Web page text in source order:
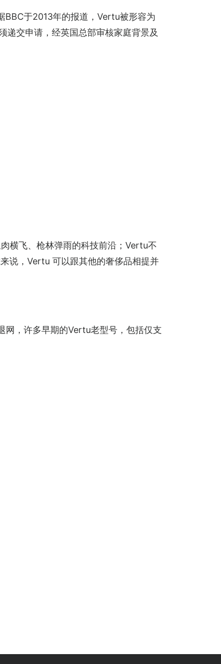
BBC于2013年的报道，Vertu被形容为
递交申请，经英国总部审核家庭背景及
横飞、枪林弹雨的科技前沿；Vertu不
说，Vertu 可以跟其他的奢侈品相提并
网，许多早期的Vertu老型号，包括仅支